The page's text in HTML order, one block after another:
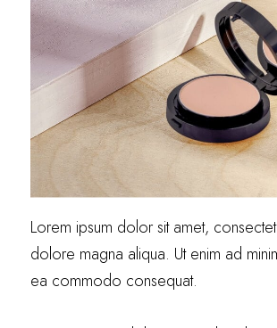
Lorem ipsum dolor sit amet,
dolore magna aliqua. Ut enim ad
ea commodo consequat.